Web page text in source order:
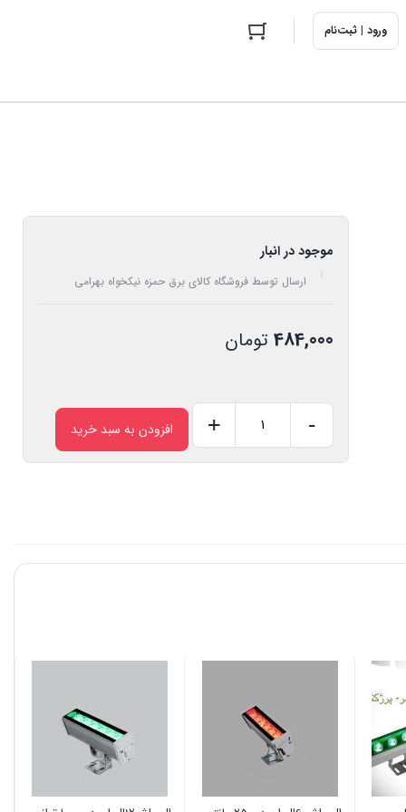
ورود | ثبت‌نام
موجود در انبار
ارسال توسط فروشگاه کالای برق حمزه نیکخواه بهرامی
484,000 تومان
واشر
دی20سانتی
-
+ افزودن به سبد خرید